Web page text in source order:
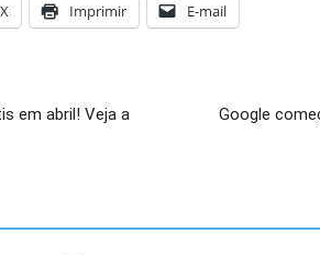
X Imprimir E-mail
em abril! Veja a
Google